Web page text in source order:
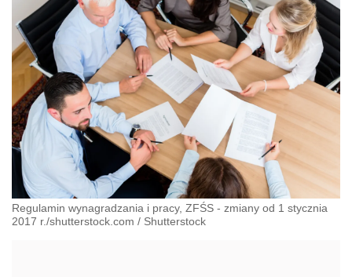
Regulamin wynagradzania i pracy, ZFŚS - zmiany od 1 stycznia
2017 r./shutterstock.com / Shutterstock